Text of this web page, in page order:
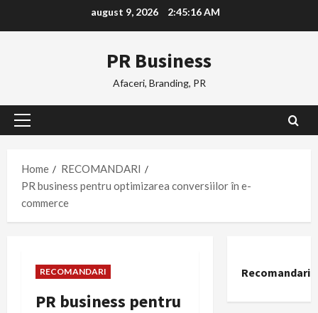
august 9, 2026 2:45:17 AM
PR Business
Afaceri, Branding, PR
Primary
Home
RECOMANDARI
PR business pentru optimizarea conversiilor în e-
commerce
RECOMANDARI
PR business pentru
Recomandari